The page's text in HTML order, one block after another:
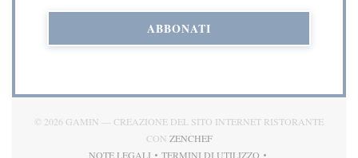
ABBONATI
© 2026 GAMIN — CREAZIONE DEL SITO INTERNET RISTORANTE
CON ZENCHEF((APRE UNA NUOVA FINESTRA))
NOTE LEGALI
TERMINI DI UTILIZZO